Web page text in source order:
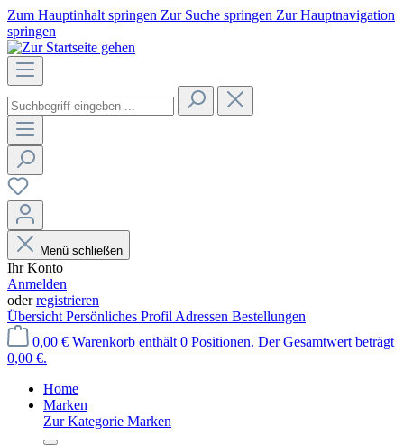
Zum Hauptinhalt springen Zur Suche springen Zur Hauptnavigation
springen
Menü schließen
Ihr Konto
Anmelden
oderregistrieren
Übersicht Persönliches Profil Adressen Bestellungen
0,00 € Warenkorb enthält 0 Positionen. Der Gesamtwert beträgt
0,00 €.
Home
Marken
Zur Kategorie Marken